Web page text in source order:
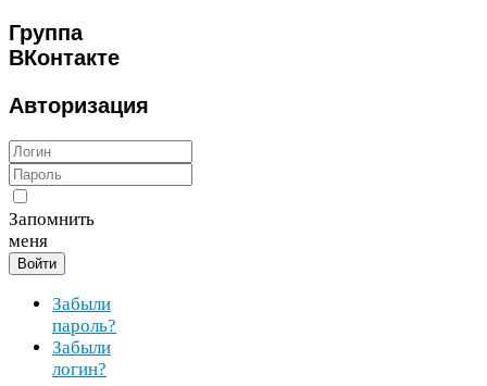
Группа
ВКонтакте
Авторизация
Запомнить
меня
Войти
Забыли
пароль?
Забыли
логин?